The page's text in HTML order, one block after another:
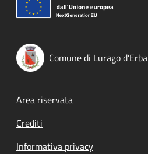
Comune di Lurago d'Erba
Footer menu
Area riservata
Crediti
Informativa privacy